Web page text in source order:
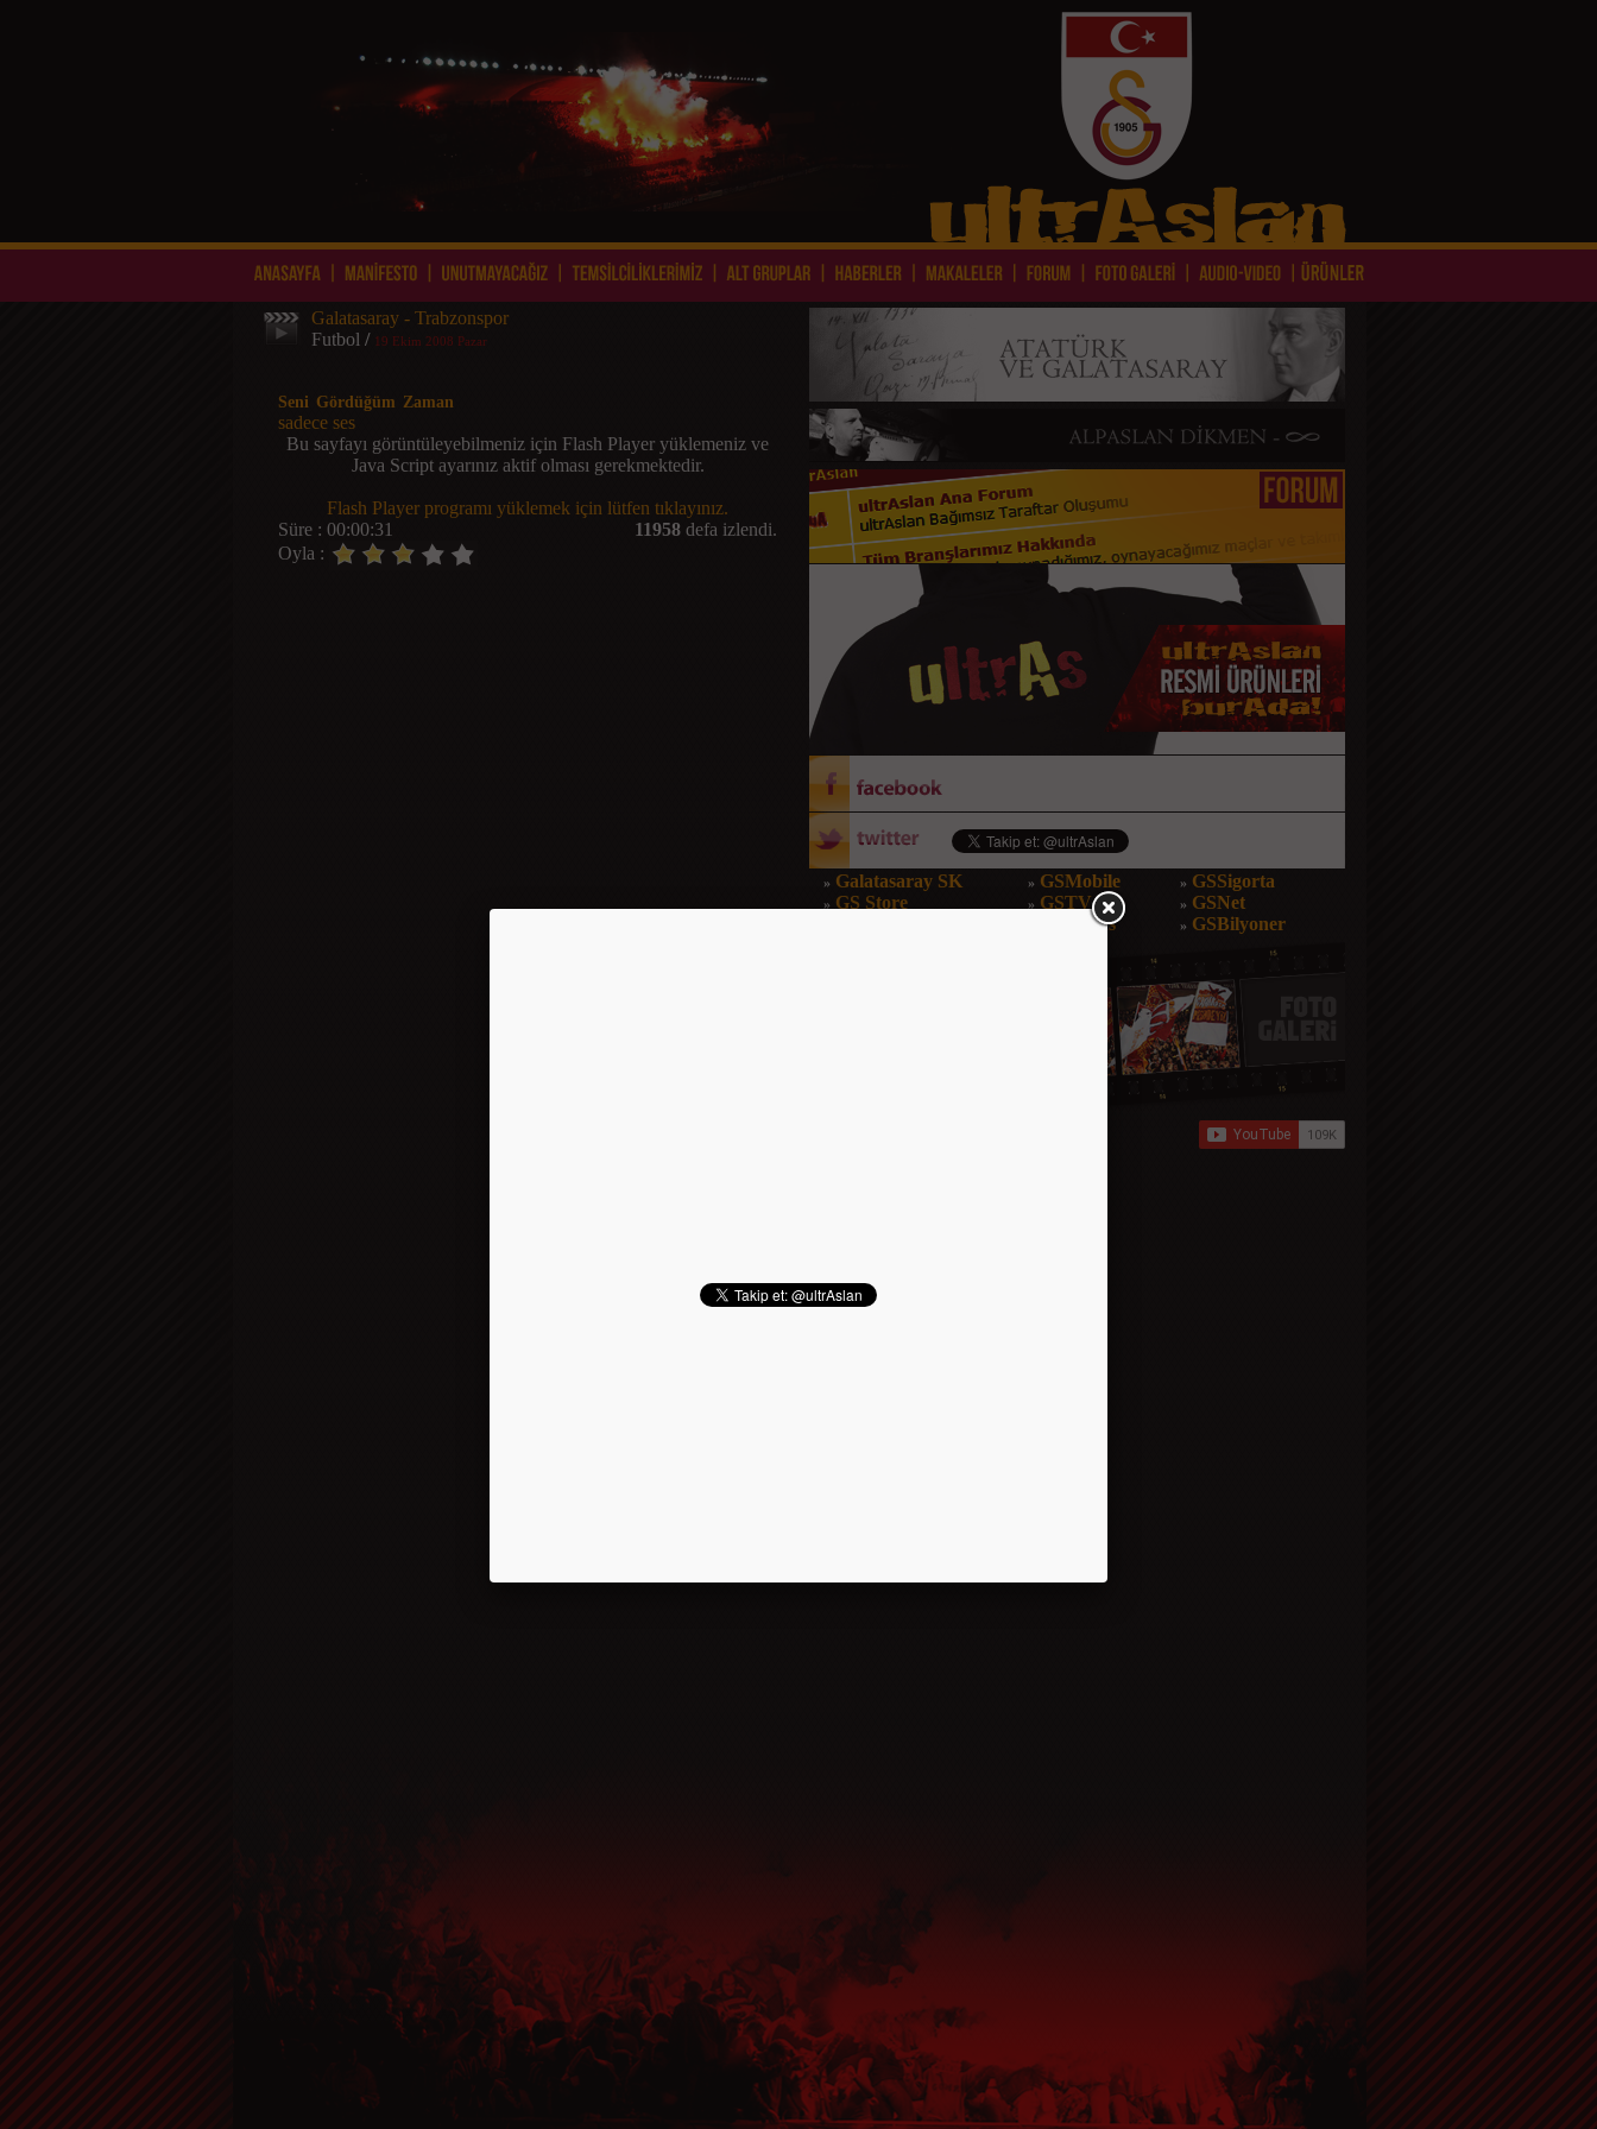
Galatasaray - Trabzonspor
Futbol / 19 Ekim 2008 Pazar
Seni Gördüğüm Zaman
sadece ses
Bu sayfayı görüntüleyebilmeniz için Flash Player yüklemeniz ve
Java Script ayarınız aktif olması gerekmektedir.
Flash Player programı yüklemek için lütfen tıklayınız.
Süre : 00:00:31
11958 defa izlendi.
Oyla :
» Galatasaray SK
» GS Store
» GSMobile
» GSTV
GSBonus
» GSSigorta
» GSNet
» GSBilyoner